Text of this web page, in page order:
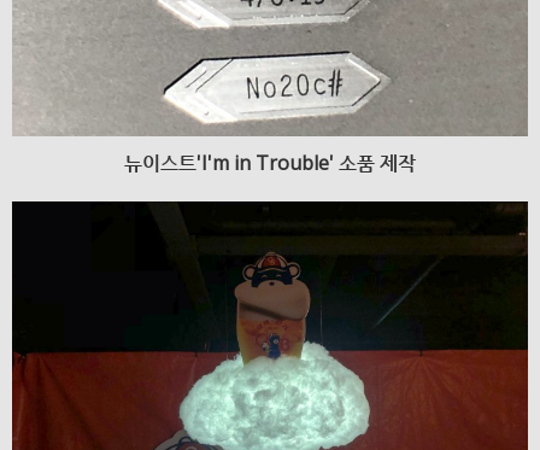
뉴이스트'I'm in Trouble' 소품 제작